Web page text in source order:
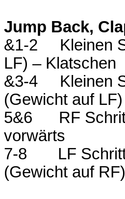
Jump Back,
&1-2
Kleinen
LF) – Klatschen
&3-4
Kleinen
(Gewicht auf LF)
5&6
RF
vorwärts
7-8
LF
(Gewicht auf